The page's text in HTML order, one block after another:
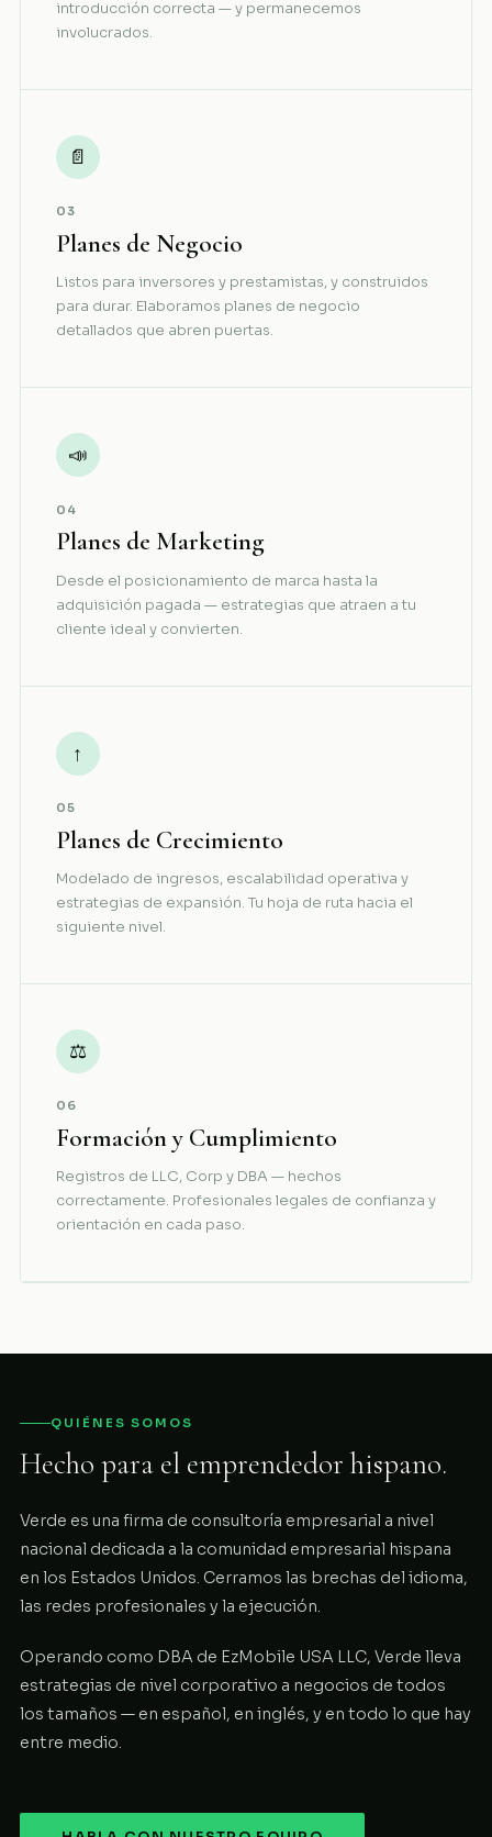
introducción correcta — y permanecemos
involucrados.
📄
03
Planes de Negocio
Listos para inversores y prestamistas, y construidos
para durar. Elaboramos planes de negocio
detallados que abren puertas.
📣
04
Planes de Marketing
Desde el posicionamiento de marca hasta la
adquisición pagada — estrategias que atraen a tu
cliente ideal y convierten.
↑
05
Planes de Crecimiento
Modelado de ingresos, escalabilidad operativa y
estrategias de expansión. Tu hoja de ruta hacia el
siguiente nivel.
⚖
06
Formación y Cumplimiento
Registros de LLC, Corp y DBA — hechos
correctamente. Profesionales legales de confianza y
orientación en cada paso.
QUIÉNES SOMOS
Hecho para el emprendedor hispano.
Verde es una firma de consultoría empresarial a nivel
nacional dedicada a la comunidad empresarial hispana
en los Estados Unidos. Cerramos las brechas del idioma,
las redes profesionales y la ejecución.
Operando como DBA de EzMobile USA LLC, Verde lleva
estrategias de nivel corporativo a negocios de todos
los tamaños — en español, en inglés, y en todo lo que hay
entre medio.